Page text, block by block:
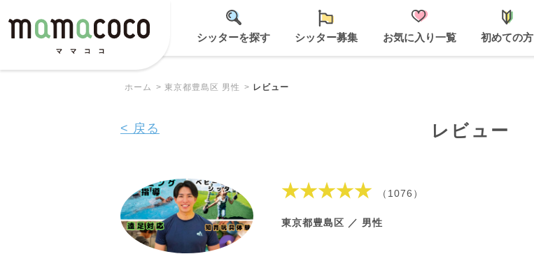
シッターを探す シッター募集 お気に入り一覧 初めての方
ホーム 東京都豊島区 男性 レビュー
レビュー
< 戻る
★★★★★ （1076）
東京都豊島区 ／ 男性